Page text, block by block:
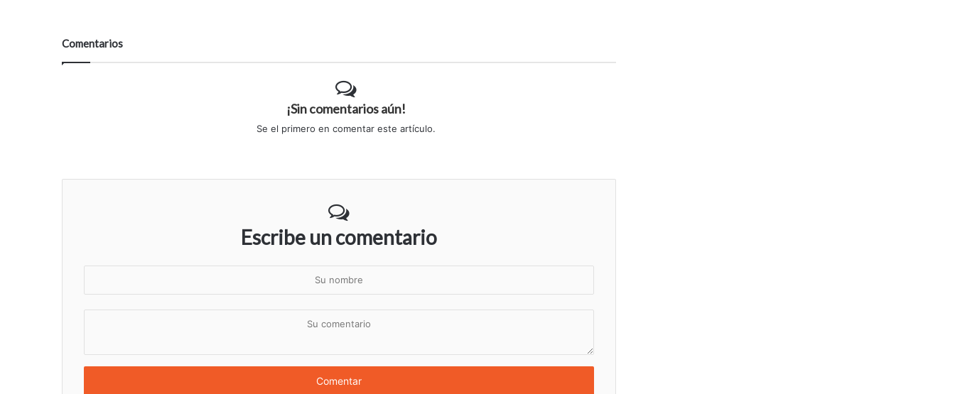
Comentarios
¡Sin comentarios aún!
Se el primero en comentar este artículo.
Escribe un comentario